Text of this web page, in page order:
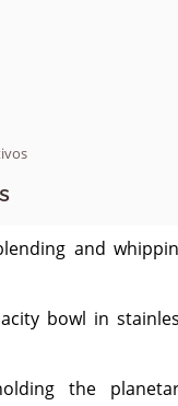
and
bowl in
the